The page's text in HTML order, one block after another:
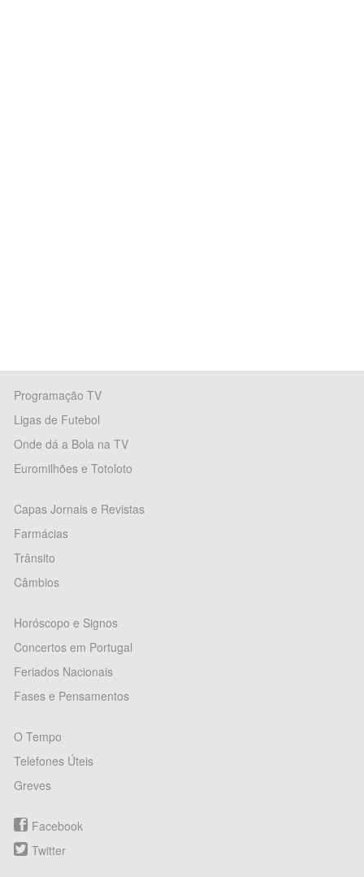
Programação TV
Ligas de Futebol
Onde dá a Bola na TV
Euromilhões e Totoloto
Capas Jornais e Revistas
Farmácias
Trânsito
Câmbios
Horóscopo e Signos
Concertos em Portugal
Feriados Nacionais
Fases e Pensamentos
O Tempo
Telefones Úteis
Greves
Facebook
Twitter